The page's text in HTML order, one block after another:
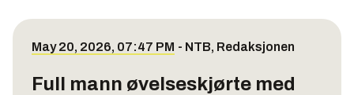
May 20, 2026, 07:47 PM - NTB, Redaksjonen
Full mann øvelseskjørte med